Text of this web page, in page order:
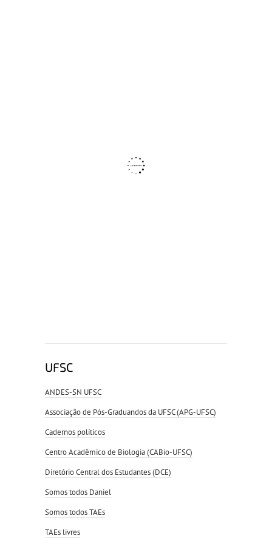
UFSC
ANDES-SN UFSC
Associação de Pós-Graduandos da UFSC (APG-UFSC)
Cadernos políticos
Centro Acadêmico de Biologia (CABio-UFSC)
Diretório Central dos Estudantes (DCE)
Somos todos Daniel
Somos todos TAEs
TAEs livres